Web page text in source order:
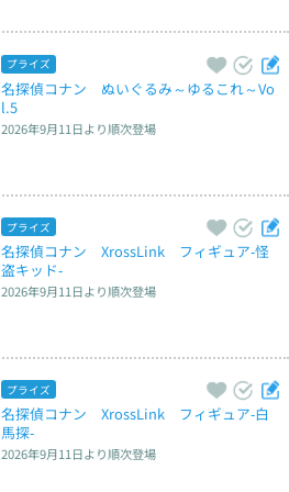
プライズ
名探偵コナン　ぬいぐるみ～ゆるこれ～Vo
l.5
2026年9月11日より順次登場
プライズ
名探偵コナン　XrossLink　フィギュア‐怪
盗キッド‐
2026年9月11日より順次登場
プライズ
名探偵コナン　XrossLink　フィギュア‐白
馬探‐
2026年9月11日より順次登場